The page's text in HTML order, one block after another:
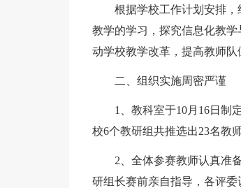
根据学校工作计划安排
教学的学习，探究信息化教
动学校教学改革，提高教师队
二、组织实施周密严谨
1、教科室于10月16日制
校6个教研组共推选出23名教
2、全体参赛教师认真准
研组长赛前亲自指导，各评委